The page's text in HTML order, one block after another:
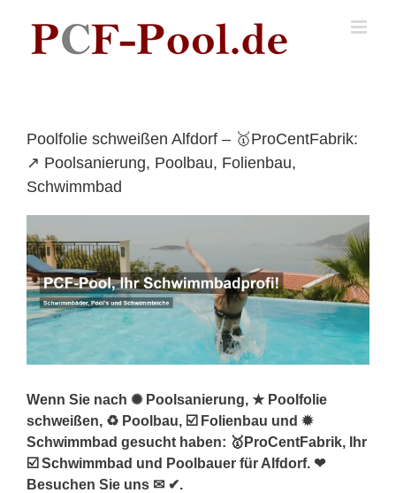
content
Poolfolie schweißen Alfdorf – 🥇ProCentFabrik:
↗️ Poolsanierung, Poolbau, Folienbau,
Schwimmbad
Wenn Sie nach ✺ Poolsanierung, ★ Poolfolie
schweißen, ♻ Poolbau, ☑️ Folienbau und ✹
Schwimmbad gesucht haben: 🥇ProCentFabrik, Ihr
☑️ Schwimmbad und Poolbauer für Alfdorf. ❤
Besuchen Sie uns ✉ ✔.